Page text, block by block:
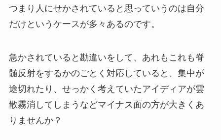
つまり人にせかされていると思っていうのは自分
だけというケースが多々あるのです。
急かされていると勘違いをして、あれもこれも脊
髄反射をするかのごとく対応していると、集中が
途切れたり、せっかく考えていたアイディアが雲
散霧消してしまうなどマイナス面の方が大きくあ
りませんか？